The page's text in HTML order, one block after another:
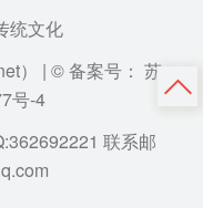
统文化
） | © 备案号： 苏
号-4
联系邮